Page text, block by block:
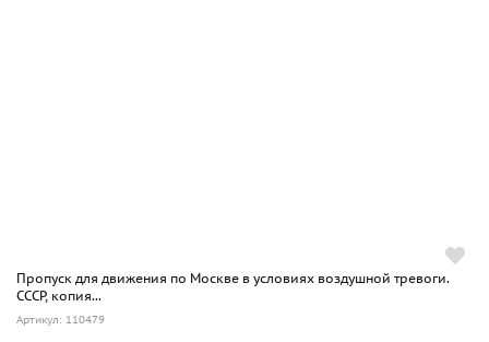
Пропуск для движения по Москве в условиях воздушной тревоги.
СССР, копия...
Артикул: 110479